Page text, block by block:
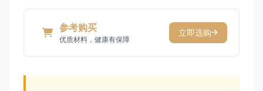
参考购买
优质材料，健康有保障
立即选购